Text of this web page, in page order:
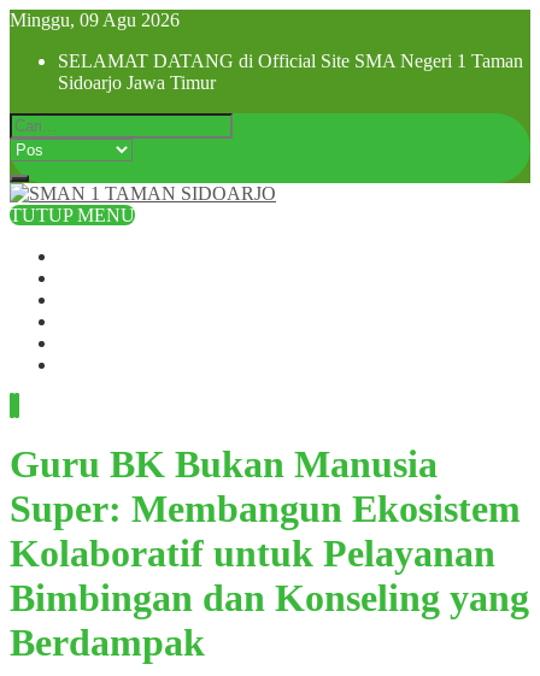
Minggu, 09 Agu 2026
SELAMAT DATANG di Official Site SMA Negeri 1 Taman
Sidoarjo Jawa Timur
TUTUP MENU
Guru BK Bukan Manusia
Super: Membangun Ekosistem
Kolaboratif untuk Pelayanan
Bimbingan dan Konseling yang
Berdampak